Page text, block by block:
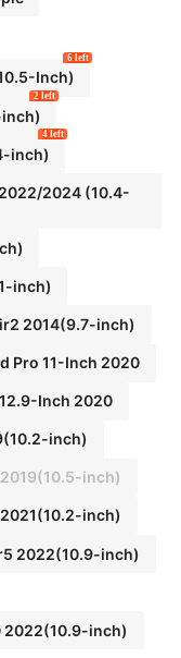
Inch)
6 left
2 left
inch)
4 left
2024 (10.4-
inch)
2014(9.7-inch)
Pro 11-Inch 2020
Inch 2020
inch)
inch)
inch)
2022(10.9-inch)
2022(10.9-inch)